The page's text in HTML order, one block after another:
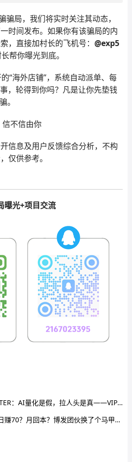
骗局，我们将实时关注其动态，
时间发布。如果你有该骗局的内
，直接加村长的飞机号： @exp5
帮你曝光到底。
“海外店铺”，系统自动派单、每
，轮得到你吗？凡是让你先垫钱
。
不信由你
信息及用户反馈综合分析，不构
仅供参考。
曝光+项目交流
是假，拉人头是真——VIP10要拉5000人，日息2%全是画饼
？月回本？博发团伙换了个马甲又来割韭菜了